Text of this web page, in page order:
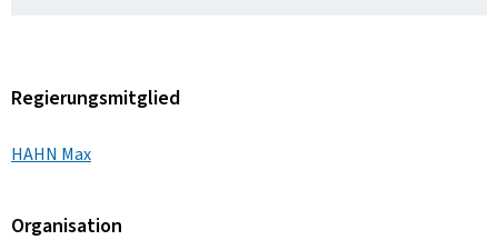
Regierungsmitglied
HAHN Max
Organisation